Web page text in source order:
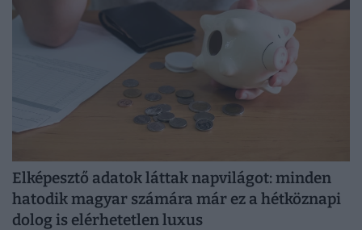
Elképesztő adatok láttak napvilágot: minden
hatodik magyar számára már ez a hétköznapi
dolog is elérhetetlen luxus